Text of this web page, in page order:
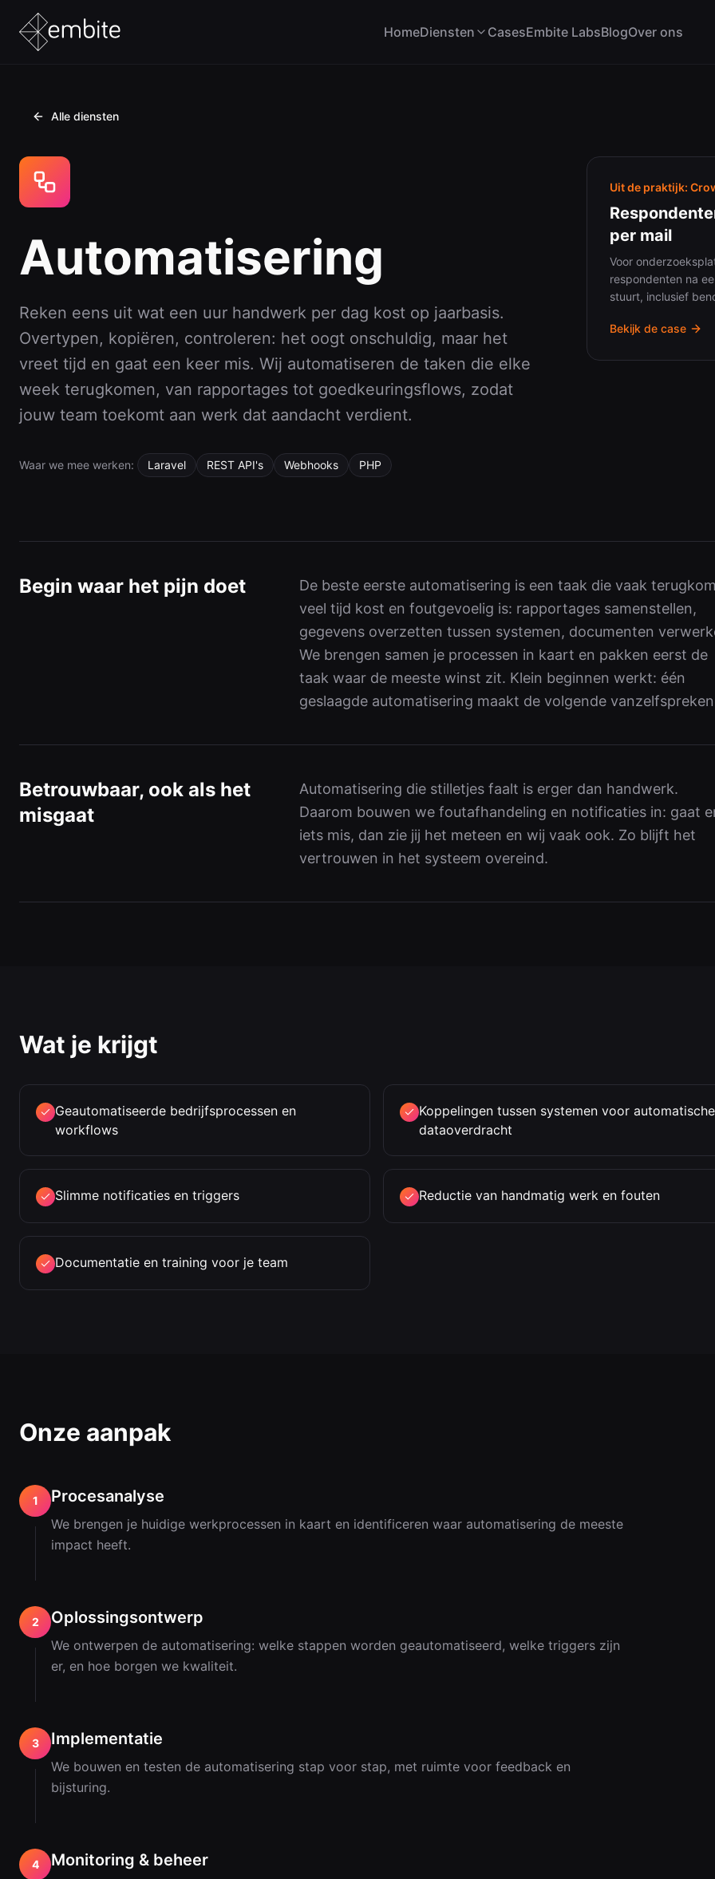
HomeDiensten CasesEmbite LabsBlogOver ons
SEO & GEO
WCAG Toegankelijkheid
Automatisering
API Koppelingen
Managed AI
Bekijk alle diensten
Alle diensten
Automatisering
Reken eens uit wat een uur handwerk per dag kost op jaarbasis.
Overtypen, kopiëren, controleren: het oogt onschuldig, maar het
vreet tijd en gaat een keer mis. Wij automatiseren de taken die elke
week terugkomen, van rapportages tot goedkeuringsflows, zodat
jouw team toekomt aan werk dat aandacht verdient.
Waar we mee werken: Laravel REST API's Webhooks PHP
Uit de praktijk:
per mail
Voor
respondenten na
stuurt, inclusief
Bekijk de case
Begin waar het pijn doet
De beste eerste automatisering is een taak die vaak
veel tijd kost en foutgevoelig is: rapportages samenstellen,
gegevens overzetten tussen systemen, documenten
We brengen samen je processen in kaart en pakken eerst de
taak waar de meeste winst zit. Klein beginnen werkt: één
geslaagde automatisering maakt de volgende
Betrouwbaar, ook als het
misgaat
Automatisering die stilletjes faalt is erger dan handwerk.
Daarom bouwen we foutafhandeling en notificaties in: gaat
iets mis, dan zie jij het meteen en wij vaak ook. Zo blijft het
vertrouwen in het systeem overeind.
Wat je krijgt
Geautomatiseerde bedrijfsprocessen en
workflows
Koppelingen tussen systemen voor automatische
dataoverdracht
Slimme notificaties en triggers Reductie van handmatig werk en fouten
Documentatie en training voor je team
Onze aanpak
1 Procesanalyse
We brengen je huidige werkprocessen in kaart en identificeren waar automatisering de meeste
impact heeft.
2 Oplossingsontwerp
We ontwerpen de automatisering: welke stappen worden geautomatiseerd, welke triggers zijn
er, en hoe borgen we kwaliteit.
3 Implementatie
We bouwen en testen de automatisering stap voor stap, met ruimte voor feedback en
bijsturing.
4 Monitoring & beheer